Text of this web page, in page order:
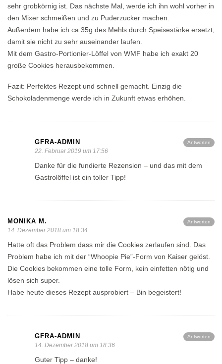
sehr grobkörnig ist. Das nächste Mal, werde ich ihn wohl vorher in
den Mixer schmeißen und zu Puderzucker machen.
Außerdem habe ich ca 35g des Mehls durch Speisestärke ersetzt,
damit sie nicht zu sehr auseinander laufen.
Mit dem Gastro-Portionier-Löffel von WMF habe ich exakt 20
große Cookies herausbekommen.
Fazit: Perfektes Rezept und schnell gemacht. Einzig die
Schokoladenmenge werde ich in Zukunft etwas erhöhen.
Antworten
GFRA-ADMIN
22. Februar 2019 um 17:56
Danke für die fundierte Rezension – und das mit dem
Gastrolöffel ist ein toller Tipp!
Antworten
MONIKA M.
14. Dezember 2018 um 18:34
Hatte oft das Problem dass mir die Cookies zerlaufen sind. Das
Problem habe ich mit der “Whoopie Pie”-Form von Kaiser gelöst.
Die Cookies bekommen eine tolle Form, kein einfetten nötig und
lösen sich super.
Habe heute dieses Rezept ausprobiert – Bin begeistert!
Antworten
GFRA-ADMIN
14. Dezember 2018 um 18:36
Guter Tipp – danke!